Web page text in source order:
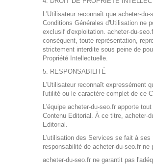
L'Utilisateur reconnaît que acheter-
Conditions Générales d'Utilisation ne
exclusif d'exploitation. acheter-du-
conséquent, toute représentation,
strictement interdite sous peine de
Propriété Intellectuelle.
5. RESPONSABILITÉ
L'Utilisateur reconnaît expressément
l'utilité ou le caractère complet de ce
L'équipe acheter-du-seo.fr apporte
Contenu Editorial. À ce titre, acheter-
Editorial.
L'utilisation des Services se fait à
responsabilité de acheter-du-seo.fr
acheter-du-seo.fr ne garantit pas